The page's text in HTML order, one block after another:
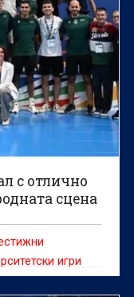
с отлично
сцена
игри